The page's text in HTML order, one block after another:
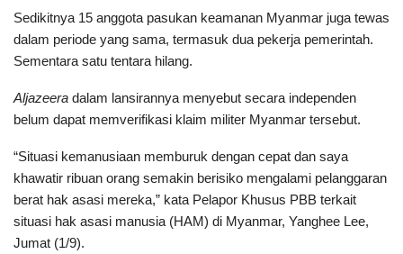
Sedikitnya 15 anggota pasukan keamanan Myanmar juga tewas
dalam periode yang sama, termasuk dua pekerja pemerintah.
Sementara satu tentara hilang.
Aljazeera dalam lansirannya menyebut secara independen
belum dapat memverifikasi klaim militer Myanmar tersebut.
“Situasi kemanusiaan memburuk dengan cepat dan saya
khawatir ribuan orang semakin berisiko mengalami pelanggaran
berat hak asasi mereka,” kata Pelapor Khusus PBB terkait
situasi hak asasi manusia (HAM) di Myanmar, Yanghee Lee,
Jumat (1/9).